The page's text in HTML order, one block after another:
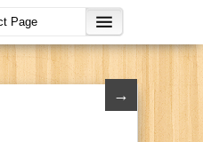
→